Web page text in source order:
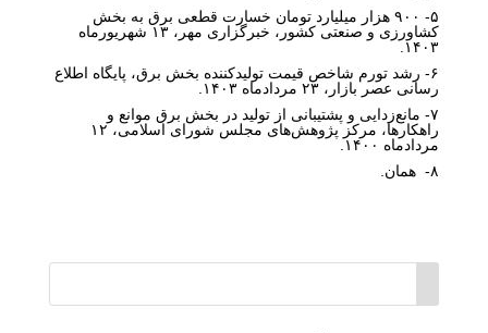
۵- ۹۰۰ هزار میلیارد تومان خسارت قطعی برق به بخش
کشاورزی و صنعتی کشور، خبرگزاری مهر
، ۱۳ شهریورماه
۱۴۰۳.
۶- رشد تورم شاخص قیمت تولیدکننده بخش برق، پایگاه اطلاع
رسانی عصر بازار ، ۲۳ مردادماه ۱۴۰۳.
۷- مانع‌زدایی و پشتیبانی از تولید در بخش برق موانع و
راهکارها، مرکز پژوهش‌های مجلس شورای اسلامی
، ۱۲
مردادماه ۱۴۰۰.
۸- همان.